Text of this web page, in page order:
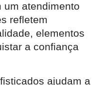
um atendimento
refletem
elementos
a confiança
ajudam a